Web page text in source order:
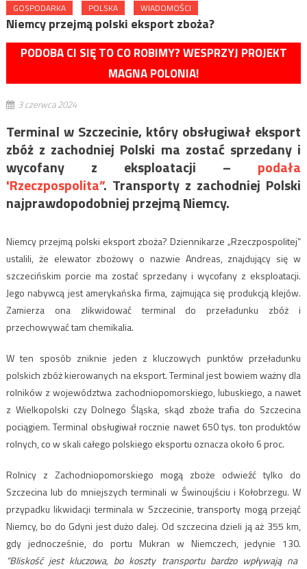
GOSPODARKA POLSKA WIADOMOŚCI
Niemcy przejmą polski eksport zboża?
PODOBA CI SIĘ TO CO ROBIMY? WESPRZYJ PROJEKT
MAGNA POLONIA!
3 czerwca 2024
Terminal w Szczecinie, który obsługiwał eksport
zbóż z zachodniej Polski ma zostać sprzedany i
wycofany z eksploatacji – podała
'Rzeczpospolita”. Transporty z zachodniej Polski
najprawdopodobniej przejmą Niemcy.
Niemcy przejmą polski eksport zboża? Dziennikarze „Rzeczpospolitej”
ustalili, że elewator zbożowy o nazwie Andreas, znajdujący się w
szczecińskim porcie ma zostać sprzedany i wycofany z eksploatacji.
Jego nabywcą jest amerykańska firma, zajmująca się produkcją klejów.
Zamierza ona zlikwidować terminal do przeładunku zbóż i
przechowywać tam chemikalia.
W ten sposób zniknie jeden z kluczowych punktów przeładunku
polskich zbóż kierowanych na eksport. Terminal jest bowiem ważny dla
rolników z województwa zachodniopomorskiego, lubuskiego, a nawet
z Wielkopolski czy Dolnego Śląska, skąd zboże trafia do Szczecina
pociągiem. Terminal obsługiwał rocznie nawet 650 tys. ton produktów
rolnych, co w skali całego polskiego eksportu oznacza około 6 proc.
Rolnicy z Zachodniopomorskiego mogą zboże odwieźć tylko do
Szczecina lub do mniejszych terminali w Świnoujściu i Kołobrzegu. W
przypadku likwidacji terminala w Szczecinie, transporty mogą przejąć
Niemcy, bo do Gdyni jest dużo dalej. Od szczecina dzieli ją aż 355 km,
gdy jednocześnie, do portu Mukran w Niemczech, jedynie 130.
“Bliskość jest kluczowa, bo koszty transportu bardzo wpływają na